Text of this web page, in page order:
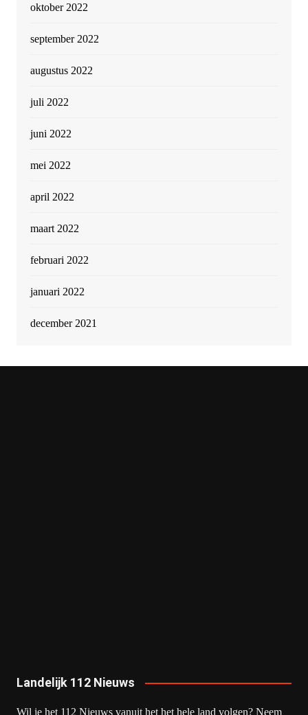
oktober 2022
september 2022
augustus 2022
juli 2022
juni 2022
mei 2022
april 2022
maart 2022
februari 2022
januari 2022
december 2021
Landelijk 112 Nieuws
Wil je het 112 Nieuws vanuit het het hele land volgen? Neem